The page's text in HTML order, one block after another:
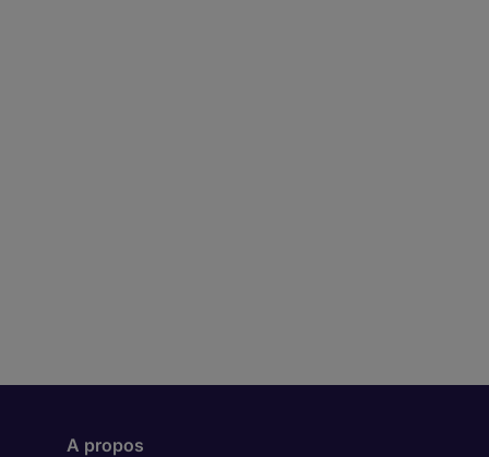
A propos